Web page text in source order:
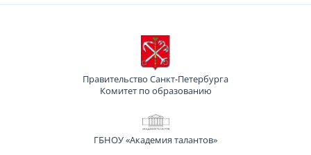
Правительство Санкт-Петербурга
Комитет по образованию
ГБНОУ «Академия талантов»